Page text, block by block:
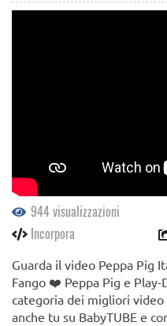
944 visualizzazioni
Incorpora
Guarda il video Peppa Pig
Fango ❤️ Peppa Pig e
categoria dei migliori
anche tu su BabyTUBE e